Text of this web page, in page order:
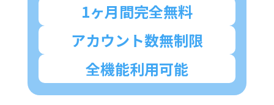
1ヶ月間完全無料
アカウント数無制限
全機能利用可能